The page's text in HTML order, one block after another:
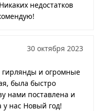
недостатков
30 октября 2023
гирлянды и огромные
была быстро
нами поставлена и
у нас Новый год!